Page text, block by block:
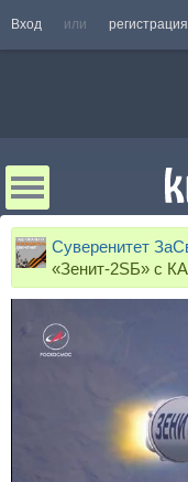
Вход или регистрация
Суверенитет
«Зенит-2SБ» с